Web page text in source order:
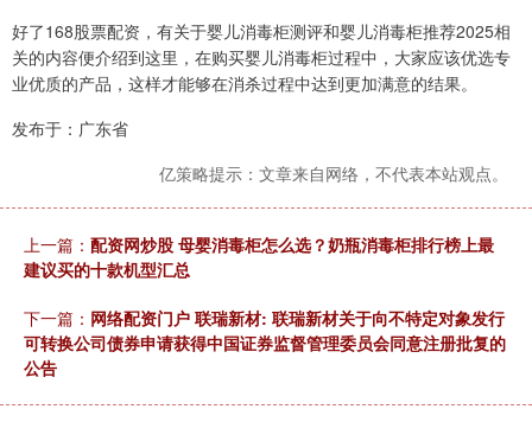
好了168股票配资，有关于婴儿消毒柜测评和婴儿消毒柜推荐2025相
关的内容便介绍到这里，在购买婴儿消毒柜过程中，大家应该优选专
业优质的产品，这样才能够在消杀过程中达到更加满意的结果。
发布于：广东省
亿策略提示：文章来自网络，不代表本站观点。
上一篇： 配资网炒股 母婴消毒柜怎么选？奶瓶消毒柜排行榜上最
建议买的十款机型汇总
下一篇： 网络配资门户 联瑞新材: 联瑞新材关于向不特定对象发行
可转换公司债券申请获得中国证券监督管理委员会同意注册批复的
公告